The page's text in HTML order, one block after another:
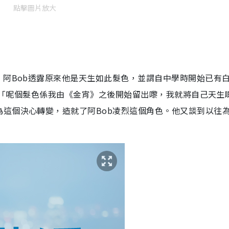
點擊圖片放大
Bob透露原來他是天生如此髮色，並謂自中學時開始已有
個髮色係我由《金宵》之後開始留出嚟，我就將自己天生
個決心轉變，造就了阿Bob凌烈這個角色。他又談到以往